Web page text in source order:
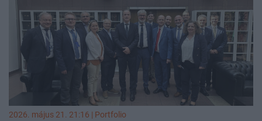
2026. május 21. 21:16 | Portfolio